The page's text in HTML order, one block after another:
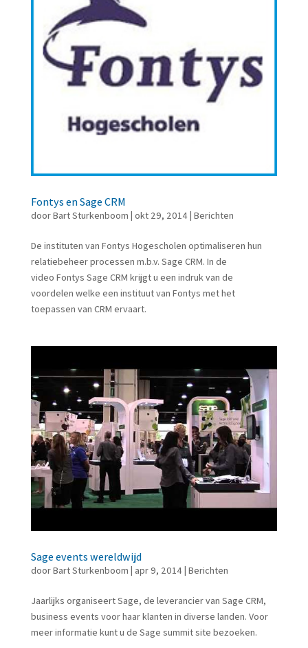
Fontys en Sage CRM
doorBart Sturkenboom | okt 29, 2014| Berichten
De instituten van Fontys Hogescholen optimaliseren hun
relatiebeheer processen m.b.v. Sage CRM. In de
video Fontys Sage CRM krijgt u een indruk van de
voordelen welke een instituut van Fontys met het
toepassen van CRM ervaart.
Sage events wereldwijd
doorBart Sturkenboom | apr 9, 2014| Berichten
Jaarlijks organiseert Sage, de leverancier van Sage CRM,
business events voor haar klanten in diverse landen. Voor
meer informatie kunt u de Sage summit site bezoeken.